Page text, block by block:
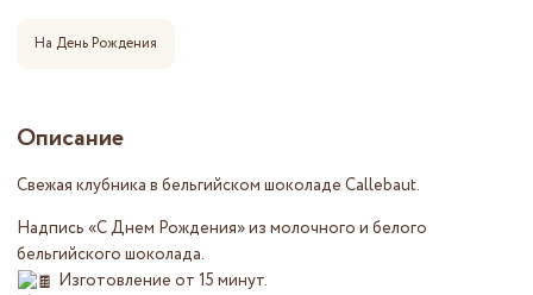
На День Рождения
Описание
Свежая клубника в бельгийском шоколаде Callebaut.
Надпись «С Днем Рождения» из молочного и белого
бельгийского шоколада.
Изготовление от 15 минут.